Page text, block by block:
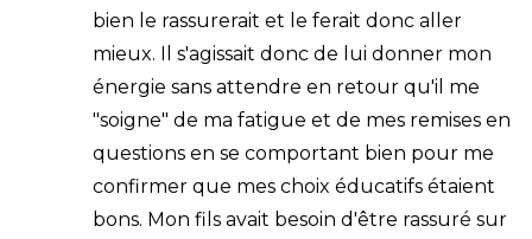
bien le rassurerait et le ferait donc aller
mieux. Il s'agissait donc de lui donner mon
énergie sans attendre en retour qu'il me
"soigne" de ma fatigue et de mes remises en
questions en se comportant bien pour me
confirmer que mes choix éducatifs étaient
bons. Mon fils avait besoin d'être rassuré sur